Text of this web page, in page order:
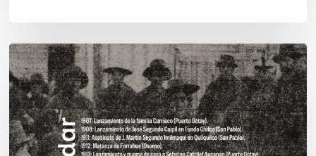
Chawrakawin:
Palimpsesto
explora
a
través